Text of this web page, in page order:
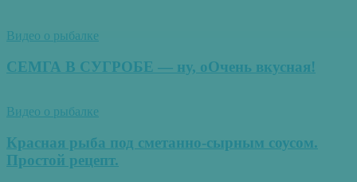
Видео о рыбалке
СЕМГА В СУГРОБЕ — ну, оОчень вкусная!
Видео о рыбалке
Красная рыба под сметанно-сырным соусом.
Простой рецепт.